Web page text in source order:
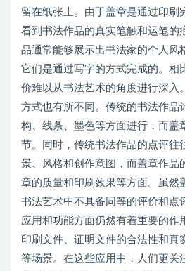
留在纸张上。由于盖章是通过印刷
看到书法作品的真实笔触和运笔的
品通常能够展示出书法家的个人风
它们是通过写字的方式完成的。相
价难以从书法艺术的角度进行深入
方式也有所不同。传统的书法作品
构、线条、墨色等方面进行，而盖
节。同时，传统书法作品的点评往
景、风格和创作意图，而盖章作品
章的质量和印刷效果等方面。虽然
书法艺术中不具备同等的评价和点
应用和功能方面仍然有着重要的作
印刷文件、证明文件的合法性和真
等场景。在这些应用中，人们更关